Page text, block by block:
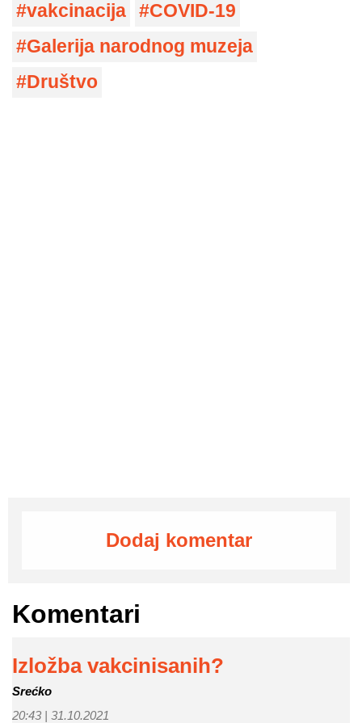
vakcinacija
COVID-19
Galerija narodnog muzeja
Društvo
Dodaj komentar
Komentari
Izložba vakcinisanih?
Srećko
20:43 | 31.10.2021